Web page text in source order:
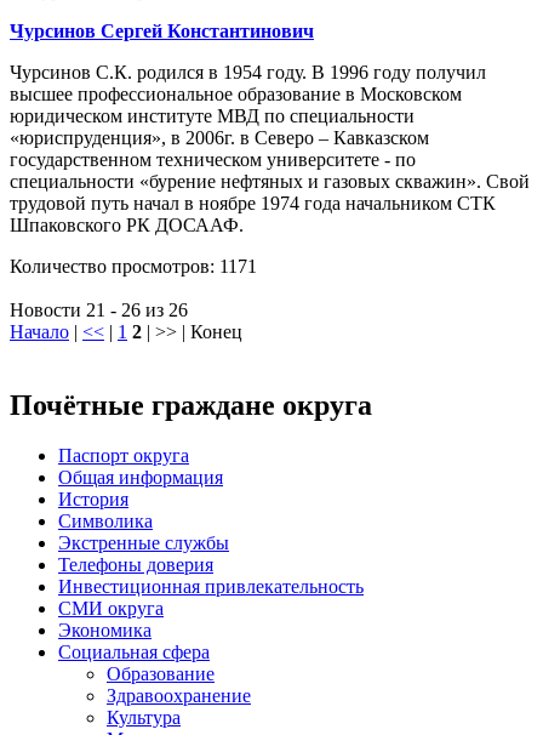
Чурсинов Сергей Константинович
Чурсинов С.К. родился в 1954 году. В 1996 году получил
высшее профессиональное образование в Московском
юридическом институте МВД по специальности
«юриспруденция», в 2006г. в Северо – Кавказском
государственном техническом университете - по
специальности «бурение нефтяных и газовых скважин». Свой
трудовой путь начал в ноябре 1974 года начальником СТК
Шпаковского РК ДОСААФ.
Количество просмотров: 1171
Новости 21 - 26 из 26
Начало | << | 1 2 | >> | Конец
Почётные граждане округа
Паспорт округа
Общая информация
История
Символика
Экстренные службы
Телефоны доверия
Инвестиционная привлекательность
СМИ округа
Экономика
Социальная сфера
Образование
Здравоохранение
Культура